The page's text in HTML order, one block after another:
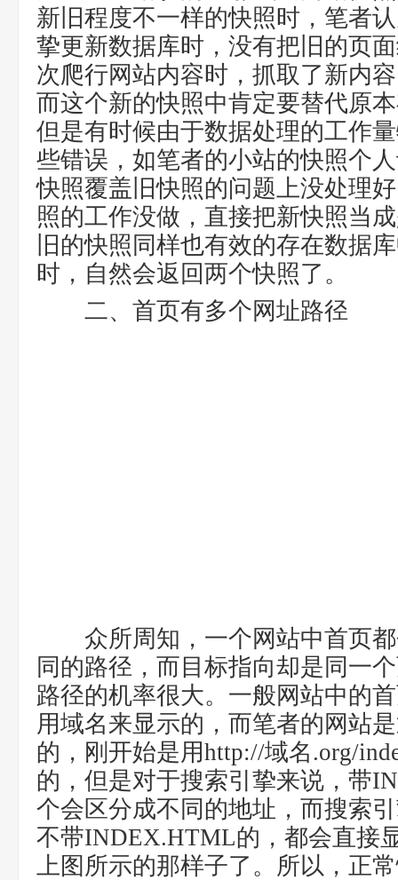
新旧程度不一样的快照时，笔者
挚更新数据库时，没有把旧的页
次爬行网站内容时，抓取了新内
而这个新的快照中肯定要替代原
但是有时候由于数据处理的工作
些错误，如笔者的小站的快照个
快照覆盖旧快照的问题上没处理
照的工作没做，直接把新快照当
旧的快照同样也有效的存在数据
时，自然会返回两个快照了。
二、首页有多个网址路径
众所周知，一个网站中首页都
同的路径，而目标指向却是同一
路径的机率很大。一般网站中的
用域名来显示的，而笔者的网站
的，刚开始是用http://域名.org/
的，但是对于搜索引挚来说，带
个会区分成不同的地址，而搜索
不带INDEX.HTML的，都会直接
上图所示的那样子了。所以，正